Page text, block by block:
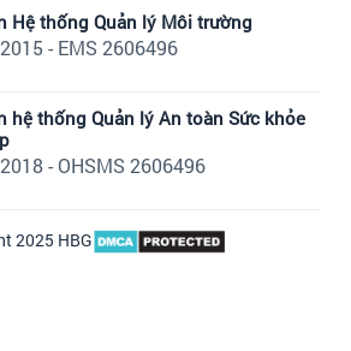
Hệ thống Quản lý Môi trường
- EMS 2606496
hệ thống Quản lý An toàn Sức khỏe
- OHSMS 2606496
2025 HBG